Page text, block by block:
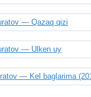
— Qazaq qizi
— Ulken uy
— Kel baglarima